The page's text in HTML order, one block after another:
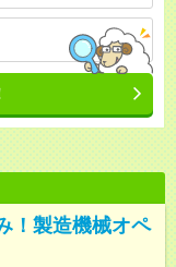
！製造機械オペ